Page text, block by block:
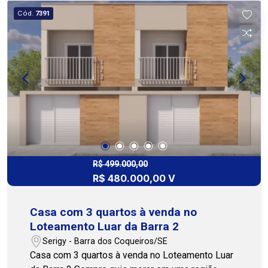
salão de festas, salão de jogos, piscina adulto e
infantil, campo de futebol, parque infantil,
academia, espaço gourmet e quadra de tênis.
Ideal para quem busca qualidade de vida,
segurança e lazer para toda a família. Entre em
contato para mais informações ou para agendar
uma visita. Nossa equipe está pronta para te
atender! (79)3231-1010 - Cohab Premium
Cód. 7391
R$ 499.000,00
R$ 480.000,00 V
Casa com 3 quartos à venda no
Loteamento Luar da Barra 2
Serigy - Barra dos Coqueiros/SE
Casa com 3 quartos à venda no Loteamento Luar